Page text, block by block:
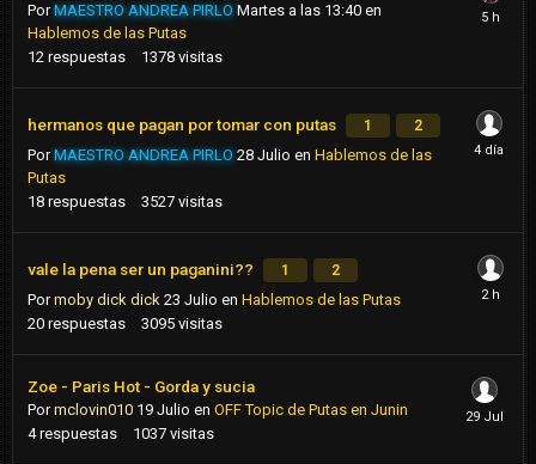
PorMAESTRO ANDREA PIRLO Martes a las 13:40 en
Hablemos de las Putas
12 respuestas 1378 visitas
hermanos que pagan por tomar con putas 1 2
PorMAESTRO ANDREA PIRLO 28 Julio en Hablemos de las
Putas
18 respuestas 3527 visitas
vale la pena ser un paganini?? 1 2
Pormoby dick dick 23 Julio en Hablemos de las Putas
20 respuestas 3095 visitas
Zoe - Paris Hot - Gorda y sucia
Pormclovin010 19 Julio en OFF Topic de Putas en Junin
4 respuestas 1037 visitas